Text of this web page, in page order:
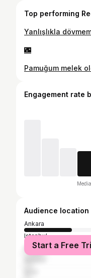
Top performing
Yanlışlıkla
🌃
Pamuğum melek
Engagement rate
Audience location
Ankara
Istanbul
Konya
Start a Free